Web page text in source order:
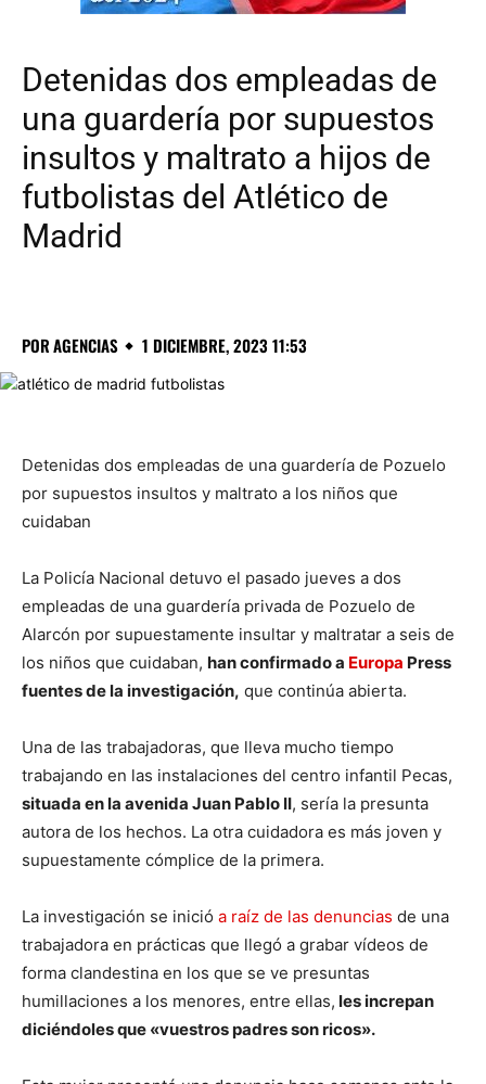
Detenidas dos empleadas de
una guardería por supuestos
insultos y maltrato a hijos de
futbolistas del Atlético de
Madrid
PORAGENCIAS 1 DICIEMBRE, 2023 11:53
Detenidas dos empleadas de una guardería de Pozuelo
por supuestos insultos y maltrato a los niños que
cuidaban
La Policía Nacional detuvo el pasado jueves a dos
empleadas de una guardería privada de Pozuelo de
Alarcón por supuestamente insultar y maltratar a seis de
los niños que cuidaban, han confirmado a Europa Press
fuentes de la investigación, que continúa abierta.
Una de las trabajadoras, que lleva mucho tiempo
trabajando en las instalaciones del centro infantil Pecas,
situada en la avenida Juan Pablo II, sería la presunta
autora de los hechos. La otra cuidadora es más joven y
supuestamente cómplice de la primera.
La investigación se inició a raíz de las denuncias de una
trabajadora en prácticas que llegó a grabar vídeos de
forma clandestina en los que se ve presuntas
humillaciones a los menores, entre ellas, les increpan
diciéndoles que «vuestros padres son ricos».